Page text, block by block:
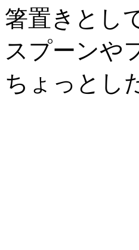
箸置きとし
スプーンや
ちょっとし